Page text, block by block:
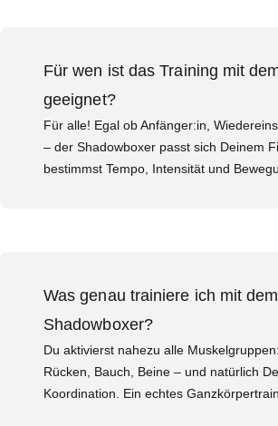
Für wen ist das Training mit
geeignet?
Für alle! Egal ob Anfänger:in,
– der Shadowboxer passt sich Deinem
bestimmst Tempo, Intensität und
Was genau trainiere ich mit dem
Shadowboxer?
Du aktivierst nahezu alle
Rücken, Bauch, Beine – und natürlich
Koordination. Ein echtes